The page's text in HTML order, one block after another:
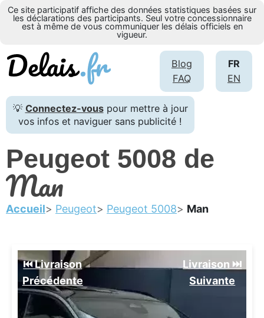
Ce site participatif affiche des données statistiques basées sur
les déclarations des participants. Seul votre concessionnaire
est à même de vous communiquer les délais officiels en
vigueur.
FR
EN
Blog
FAQ
💡 Connectez-vouspour mettre à jour
vos infos et naviguer sans publicité !
Peugeot 5008 de
Man
Accueil Peugeot Peugeot 5008 Man
⏮️ Livraison
Précédente
Livraison ⏭️
Suivante️